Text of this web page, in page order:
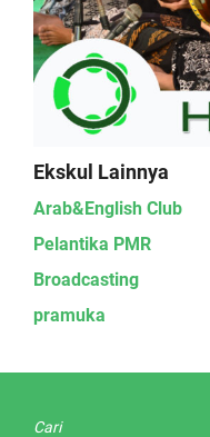
Ekskul Lainnya
Arab&English Club
Pelantika PMR
Broadcasting
pramuka
Cari